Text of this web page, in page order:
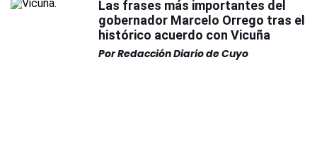
Las frases más importantes del
gobernador Marcelo Orrego tras el
histórico acuerdo con Vicuña
PorRedacción Diario de Cuyo